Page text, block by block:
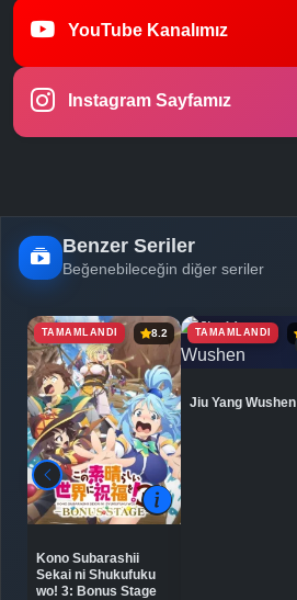
YouTube Kanalımız
Instagram Sayfamız
Benzer Seriler
Beğenebileceğin diğer seriler
TAMAMLANDI 8.2
Kono Subarashii
Sekai ni Shukufuku
wo! 3: Bonus Stage
TAMAMLANDI
Jiu Yang Wushen